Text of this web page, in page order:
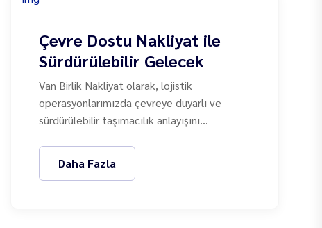
Çevre Dostu Nakliyat ile
Sürdürülebilir Gelecek
Van Birlik Nakliyat olarak, lojistik
operasyonlarımızda çevreye duyarlı ve
sürdürülebilir taşımacılık anlayışını
Modern araç filomuz, yeşil enerji
Daha Fazla